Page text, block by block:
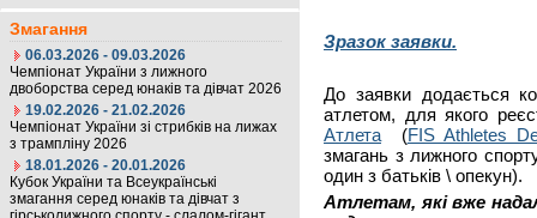
Змагання
06.03.2026 - 09.03.2026
Чемпіонат України з лижного
двоборства серед юнаків та дівчат 2026
19.02.2026 - 21.02.2026
Чемпіонат України зі стрибків на лижах
з трампліну 2026
18.01.2026 - 20.01.2026
Кубок України та Всеукраїнські
змагання серед юнаків та дівчат з
Зразок заявки.
До заявки додається
атлетом, для якого
Атлета (FIS Athletes
змагань з лижного
один з батьків \ опекун).
Атлетам, які вже